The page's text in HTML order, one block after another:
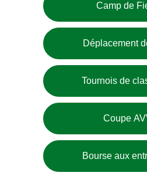
Camp de
Déplacement
Tournois de
Coupe
Bourse aux